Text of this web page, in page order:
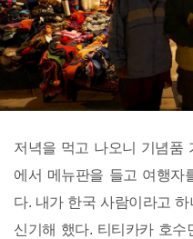
저녁을 먹고 나오니 기념품
에서 메뉴판을 들고 여행자
다. 내가 한국 사람이라고
신기해 했다. 티티카카 호